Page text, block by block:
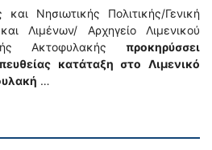
Νησιωτικής Πολιτικής/Γενική
Λιμένων/ Αρχηγείο Λιμενικού
Ακτοφυλακής προκηρύσσει
κατάταξη στο Λιμενικό
…